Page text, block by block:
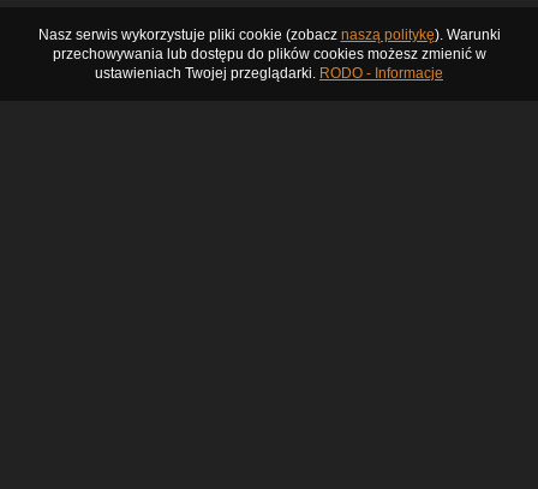
Nasz serwis wykorzystuje pliki cookie (zobacz naszą politykę). Warunki
przechowywania lub dostępu do plików cookies możesz zmienić w
ustawieniach Twojej przeglądarki. RODO - Informacje